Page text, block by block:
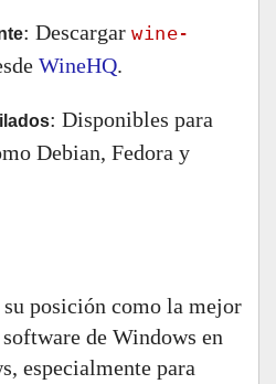
: Descargar wine-
WineHQ.
: Disponibles para
Debian, Fedora y
posición como la mejor
de Windows en
especialmente para